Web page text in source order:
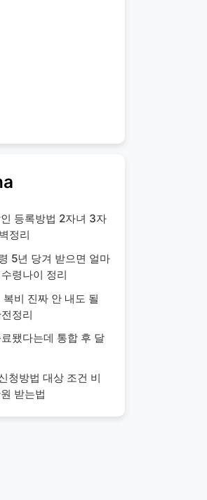
등록방법 2자녀 3자
정리
5년 당겨 받으면 얼마
령나이 정리
비 진짜 안 내도 될
정리
됐다는데 통합 후 달
청방법 대상 조건 비
받는법